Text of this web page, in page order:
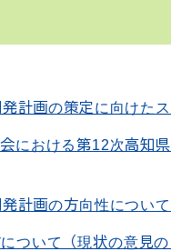
計画の策定に向けた
における第12次高知
計画の方向性につい
ついて（現状の意見